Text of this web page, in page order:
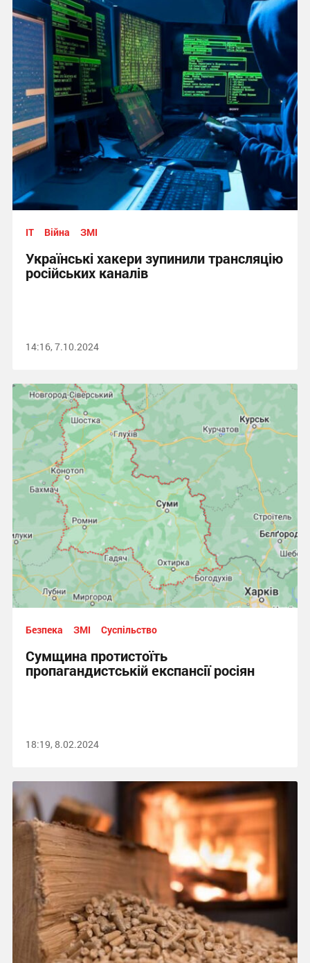
IT Війна ЗМІ
Українські хакери зупинили трансляцію
російських каналів
14:16, 7.10.2024
Безпека ЗМІ Суспільство
Сумщина протистоїть
пропагандистській експансії росіян
18:19, 8.02.2024